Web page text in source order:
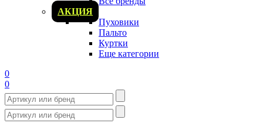
АКЦИЯ
Пуховики
Пальто
Куртки
Еще категории
0
0